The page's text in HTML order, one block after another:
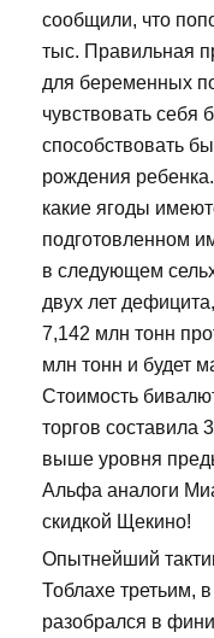
сообщили, что
тыс. Правильная
для беременных
чувствовать себя
способствовать
рождения
какие ягоды
подготовленном
в следующем
двух лет
7,142 млн тонн
млн тонн и будет
Стоимость
торгов составила
выше уровня
Альфа аналоги
скидкой Щекино!
Опытнейший
Тоблахе третьим,
разобрался в